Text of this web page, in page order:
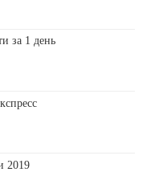
за 1 день
2019